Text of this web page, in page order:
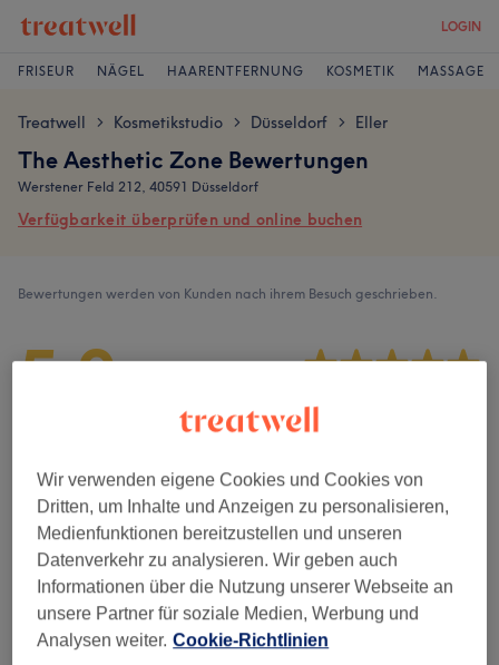
LOGIN
FRISEUR NÄGEL HAARENTFERNUNG KOSMETIK MASSAGE
Treatwell > Kosmetikstudio > Düsseldorf > Eller
The Aesthetic Zone Bewertungen
Werstener Feld 212, 40591 Düsseldorf
Verfügbarkeit überprüfen und online buchen
Bewertungen werden von Kunden nach ihrem Besuch geschrieben.
5,0
Sauberkeit
Service
Wir verwenden eigene Cookies und Cookies von
Dritten, um Inhalte und Anzeigen zu personalisieren,
Medienfunktionen bereitzustellen und unseren
Datenverkehr zu analysieren. Wir geben auch
Informationen über die Nutzung unserer Webseite an
unsere Partner für soziale Medien, Werbung und
Analysen weiter. Cookie-Richtlinien